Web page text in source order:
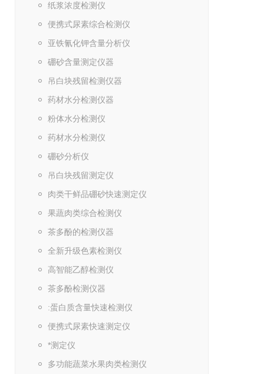
纸浆浓度检测仪
便携式尿素综合检测仪
亚铁氰化钾含量分析仪
硼砂含量测定仪器
吊白块残留检测仪器
药材水分检测仪器
粉体水分检测仪
药材水分检测仪
硼砂分析仪
吊白块残留测定仪
肉类干鲜品硼砂快速测定仪
果蔬肉类综合检测仪
茶多酚的检测仪器
全新升级色素检测仪
高智能乙醇检测仪
茶多酚检测仪器
:蛋白质含量快速检测仪
便携式尿素快速测定仪
*测定仪
多功能蔬菜水果肉类检测仪